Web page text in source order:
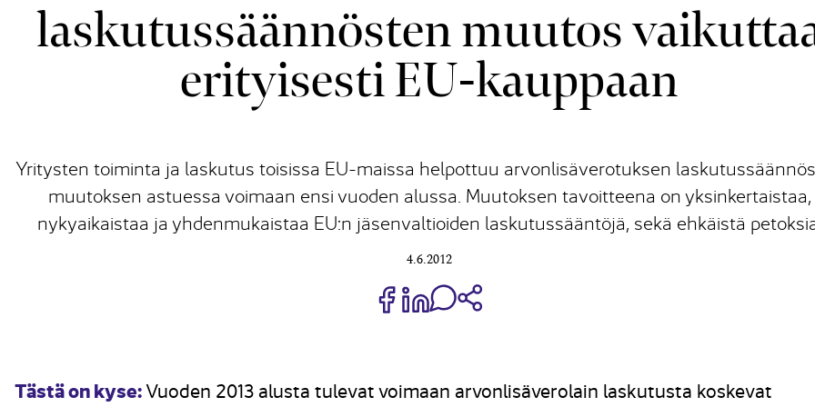
laskutussäännösten muutos
erityisesti EU-kauppaan
Yritysten toiminta ja laskutus toisissa EU-maissa helpottuu arvonlisäverotuksen
muutoksen astuessa voimaan ensi vuoden alussa. Muutoksen tavoitteena on yksinkertaistaa,
nykyaikaistaa ja yhdenmukaistaa EU:n jäsenvaltioiden laskutussääntöjä, sekä ehkäistä
4.6.2012
Jaa Share on Facebook
Jaa Share on LinkedIn
Jaa WhatsApp-viestinä
Tästä on kyse:Vuoden 2013 alusta tulevat voimaan arvonlisäverolain laskutusta koskevat